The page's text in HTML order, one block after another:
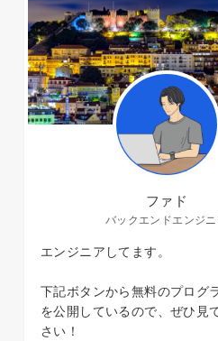
ファド
バックエンドエンジニ
エンジニアしてます。
下記ボタンから無料のプログ
を公開しているので、ぜひ見
さい！